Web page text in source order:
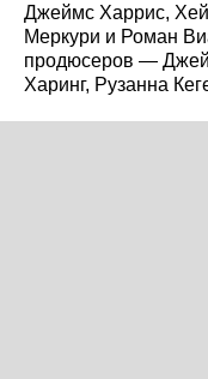
Джеймс Харрис,
Меркури и Роман
продюсеров —
Харинг, Рузанна